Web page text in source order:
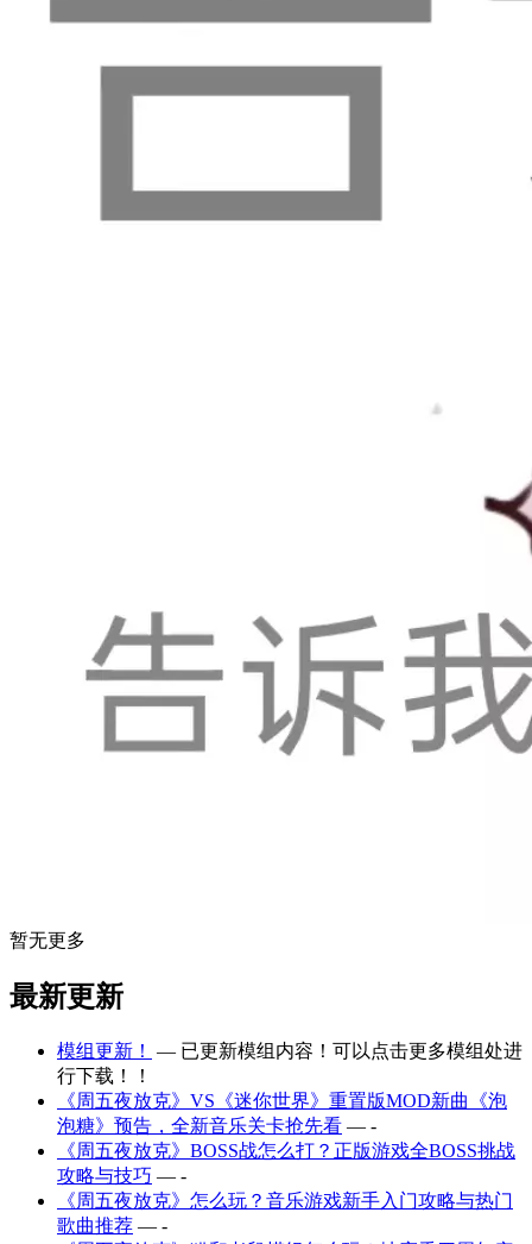
暂无更多
最新更新
模组更新！
— 已更新模组内容！可以点击更多模组处进
行下载！！
《周五夜放克》VS《迷你世界》重置版MOD新曲《泡
泡糖》预告，全新音乐关卡抢先看 — -
《周五夜放克》BOSS战怎么打？正版游戏全BOSS挑战
攻略与技巧 — -
《周五夜放克》怎么玩？音乐游戏新手入门攻略与热门
歌曲推荐 — -